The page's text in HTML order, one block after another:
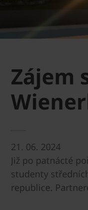
Zájem
21. 06. 2024
Již po patnácté
studenty
republice.